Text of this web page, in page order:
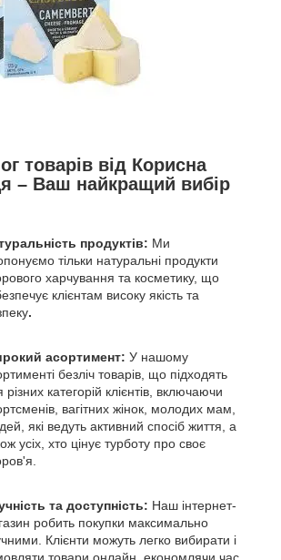
товарів від Корисна
– Ваш найкращий вибір
продуктів: Ми
тільки натуральні продукти
харчування та косметику, що
клієнтам високу якість та
.
асортимент: У нашому
безліч товарів, що підходять
різних категорій клієнтів, включаючи
вагітних жінок, молодих мам,
які ведуть активний спосіб життя, а
усіх, хто цінує турботу про своє
та доступність: Наш інтернет-
робить покупки максимально
Клієнти можуть легко вибирати і